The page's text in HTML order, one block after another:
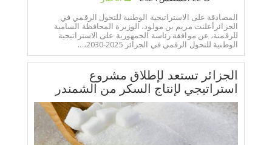
المصادقة على الاستراتيجية الوطنية للتحول الرقمي في
الجزائرأعلنت مريم بن مولود، الوزيرة المحافظة السامية
للرقمنة، عن موافقة رئاسة الجمهورية على الاستراتيجية
الوطنية للتحول الرقمي في الجزائر 2025-2030،...
الجزائر تستعد لإطلاق مشروع
استراتيجي لإنتاج السكر من الشمندر